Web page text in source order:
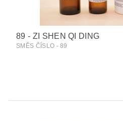
89 - ZI SHEN QI DING
SMĚS ČÍSLO - 89